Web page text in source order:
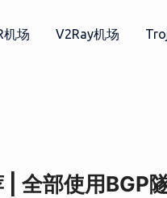
机场 V2Ray机场
全部使用BGP